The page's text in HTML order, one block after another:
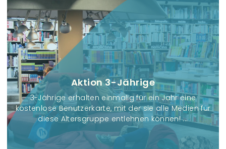
Aktion 3-Jährige
3-Jährige erhalten einmalig für ein Jahr eine
kostenlose Benutzerkarte, mit der sie alle Medien für
diese Altersgruppe entlehnen können! ...